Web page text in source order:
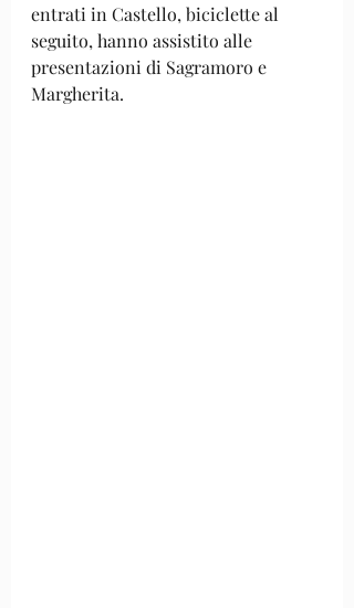
entrati in Castello, biciclette al
seguito, hanno assistito alle
presentazioni di Sagramoro e
Margherita.